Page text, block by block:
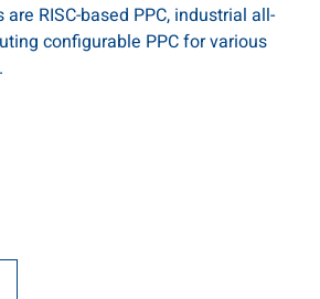
RISC-based PPC, industrial all-
configurable PPC for various